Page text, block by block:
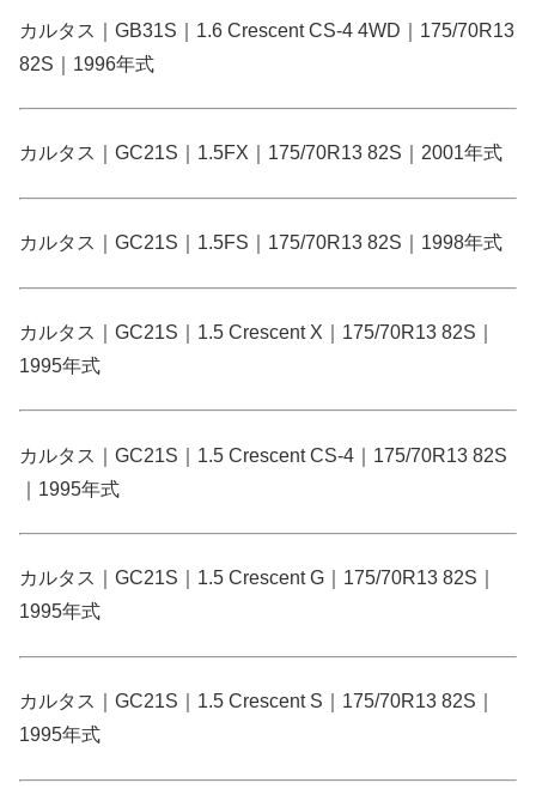
カルタス｜GB31S｜1.6 Crescent CS-4 4WD｜175/70R13
82S｜1996年式
カルタス｜GC21S｜1.5FX｜175/70R13 82S｜2001年式
カルタス｜GC21S｜1.5FS｜175/70R13 82S｜1998年式
カルタス｜GC21S｜1.5 Crescent X｜175/70R13 82S｜
1995年式
カルタス｜GC21S｜1.5 Crescent CS-4｜175/70R13 82S
｜1995年式
カルタス｜GC21S｜1.5 Crescent G｜175/70R13 82S｜
1995年式
カルタス｜GC21S｜1.5 Crescent S｜175/70R13 82S｜
1995年式